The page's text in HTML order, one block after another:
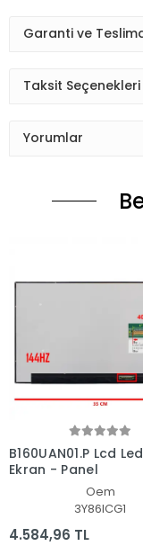
Garanti ve
Taksit Seçenekleri
Yorumlar
B160UAN01.P Lcd Led
Ekran - Panel
Oem
3Y86ICG1
4.584,96 TL